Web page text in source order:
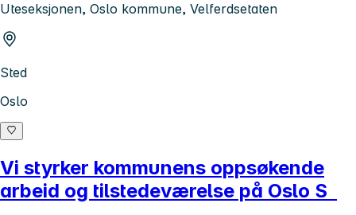
Uteseksjonen, Oslo kommune, Velferdsetaten
Sted
Oslo
Vi styrker kommunens oppsøkende
arbeid og tilstedeværelse på Oslo S